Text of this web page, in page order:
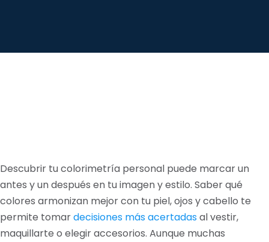
Descubrir tu colorimetría personal puede marcar un
antes y un después en tu imagen y estilo. Saber qué
colores armonizan mejor con tu piel, ojos y cabello te
permite tomardecisiones más acertadasal vestir,
maquillarte o elegir accesorios. Aunque muchas